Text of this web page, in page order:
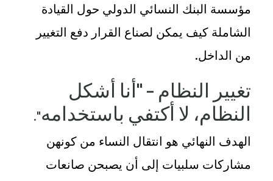
مؤسسة البنك النسائي الدولي حول القيادة
الشاملة كيف يمكن لصناع القرار دفع التغيير
من الداخل.
تغيير النظام – "أنا أشكل
النظام، لا أكتفي باستخدامه."
الهدف النهائي هو انتقال النساء من كونهن
مشاركات سلبيات إلى أن يصبحن صانعات